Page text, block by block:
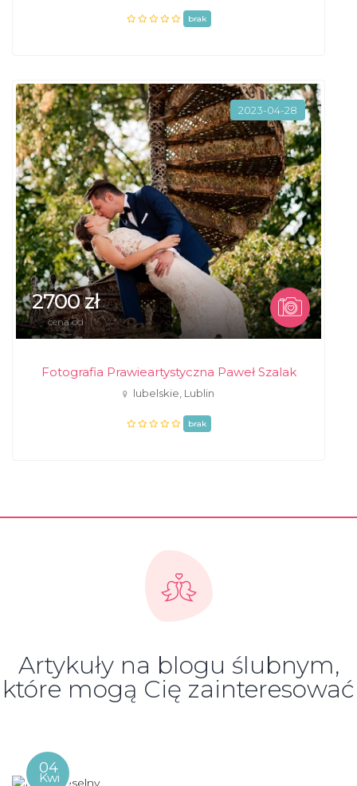
brak
2023-04-28
2700 zł
cena od
Fotografia Prawieartystyczna Paweł Szalak
lubelskie, Lublin
brak
Artykuły na blogu ślubnym,
które mogą Cię zainteresować
04
Kwi